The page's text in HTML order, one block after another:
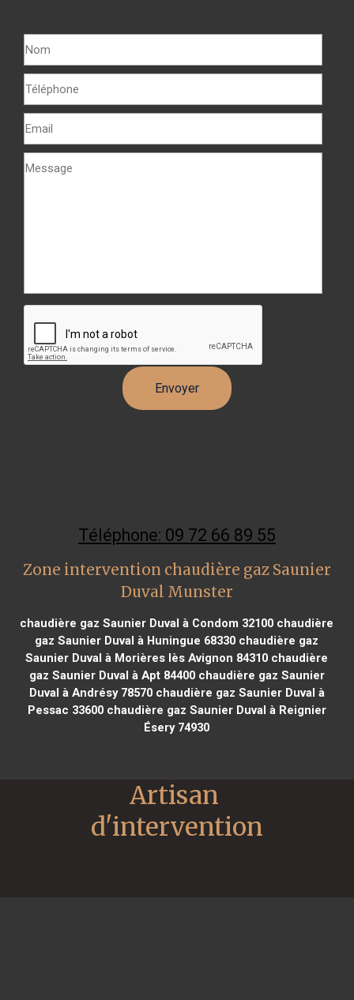
Téléphone: 09 72 66 89 55
Zone intervention chaudière gaz Saunier
Duval Munster
chaudière gaz Saunier Duval à Condom 32100 chaudière
gaz Saunier Duval à Huningue 68330 chaudière gaz
Saunier Duval à Morières lès Avignon 84310 chaudière
gaz Saunier Duval à Apt 84400chaudière gaz Saunier
Duval à Andrésy 78570chaudière gaz Saunier Duval à
Pessac 33600chaudière gaz Saunier Duval à Reignier
Ésery 74930
Artisan
d'intervention